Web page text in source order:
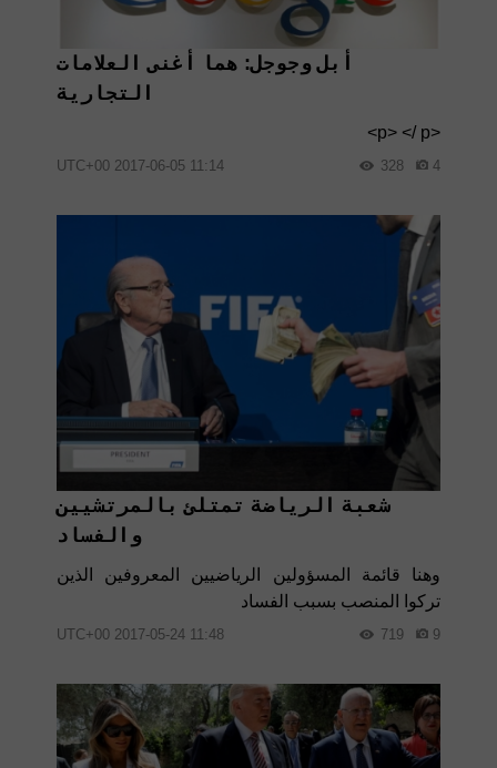
أبل وجوجل: هما أغنى العلامات
التجارية
<p> </ p>
11:14 2017-06-05 UTC+00 4
328
شعبة الرياضة تمتلئ بالمرتشيين
والفساد
وهنا قائمة المسؤولين الرياضيين المعروفين الذين
تركوا المنصب بسبب الفساد
11:48 2017-05-24 UTC+00 9
719